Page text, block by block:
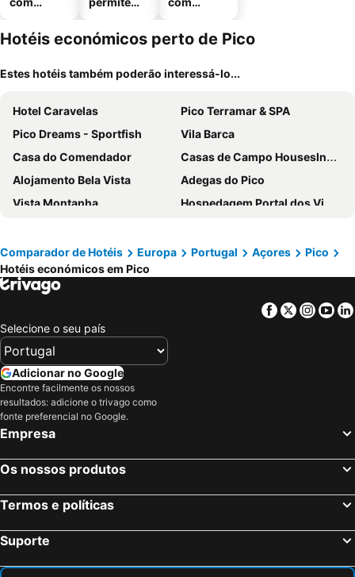
mento
Hotéis económicos perto de Pico
Estes hotéis também poderão interessá-lo...
Hotel Caravelas
Pico Terramar & SPA
Pico Dreams - Sportfish
Vila Barca
Casa do Comendador
Casas de Campo HousesInPico
Alojamento Bela Vista
Adegas do Pico
Vista Montanha
Hospedagem Portal dos Vimes AL
As Casas do Vinagreiro
Yes Pico
Melosplace
Casa do António Júlio
Adega Mourato
Casa das Barcas
Casa Adega Alto do Passinho
Comparador de Hotéis Europa Portugal Açores
Pico
Hotéis económicos em Pico
Facebook
Twitter
Selecione o seu país
Adicionar no Google
Encontre facilmente os nossos
resultados: adicione o trivago como
fonte preferencial no Google.
Empresa
Os nossos produtos
Termos e políticas
Suporte